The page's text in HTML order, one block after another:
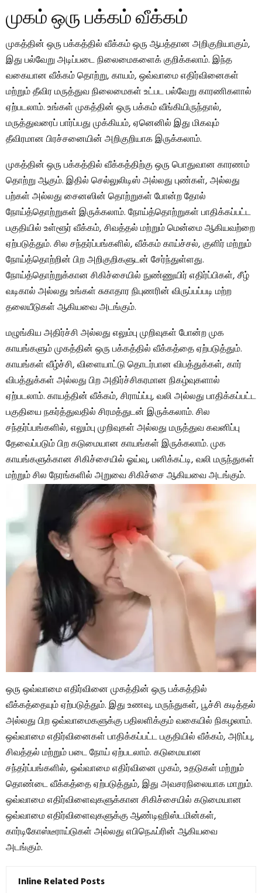
முகம் ஒரு பக்கம் வீக்கம்
முகத்தின் ஒரு பக்கத்தில் வீக்கம் ஒரு ஆபத்தான அறிகுறியாகும்,
இது பல்வேறு அடிப்படை நிலைமைகளைக் குறிக்கலாம். இந்த
வகையான வீக்கம் தொற்று, காயம், ஒவ்வாமை எதிர்வினைகள்
மற்றும் தீவிர மருத்துவ நிலைமைகள் உட்பட பல்வேறு காரணிகளால்
ஏற்படலாம். உங்கள் முகத்தின் ஒரு பக்கம் வீங்கியிருந்தால்,
மருத்துவரைப் பார்ப்பது முக்கியம், ஏனெனில் இது மிகவும்
தீவிரமான பிரச்சனையின் அறிகுறியாக இருக்கலாம்.
முகத்தின் ஒரு பக்கத்தில் வீக்கத்திற்கு ஒரு பொதுவான காரணம்
தொற்று ஆகும். இதில் செல்லுலிடிஸ் அல்லது புண்கள், அல்லது
பற்கள் அல்லது சைனஸின் தொற்றுகள் போன்ற தோல்
நோய்த்தொற்றுகள் இருக்கலாம். நோய்த்தொற்றுகள் பாதிக்கப்பட்ட
பகுதியில் உள்ளூர் வீக்கம், சிவத்தல் மற்றும் மென்மை ஆகியவற்றை
ஏற்படுத்தும். சில சந்தர்ப்பங்களில், வீக்கம் காய்ச்சல், குளிர் மற்றும்
நோய்த்தொற்றின் பிற அறிகுறிகளுடன் சேர்ந்துள்ளது.
நோய்த்தொற்றுக்கான சிகிச்சையில் நுண்ணுயிர் எதிர்ப்பிகள், சீழ்
வடிகால் அல்லது உங்கள் சுகாதார நிபுணரின் விருப்பப்படி மற்ற
தலையீடுகள் ஆகியவை அடங்கும்.
மழுங்கிய அதிர்ச்சி அல்லது எலும்பு முறிவுகள் போன்ற முக
காயங்களும் முகத்தின் ஒரு பக்கத்தில் வீக்கத்தை ஏற்படுத்தும்.
காயங்கள் வீழ்ச்சி, விளையாட்டு தொடர்பான விபத்துக்கள், கார்
விபத்துக்கள் அல்லது பிற அதிர்ச்சிகரமான நிகழ்வுகளால்
ஏற்படலாம். காயத்தின் வீக்கம், சிராய்ப்பு, வலி ​​அல்லது பாதிக்கப்பட்ட
பகுதியை நகர்த்துவதில் சிரமத்துடன் இருக்கலாம். சில
சந்தர்ப்பங்களில், எலும்பு முறிவுகள் அல்லது மருத்துவ கவனிப்பு
தேவைப்படும் பிற கடுமையான காயங்கள் இருக்கலாம். முக
காயங்களுக்கான சிகிச்சையில் ஓய்வு, பனிக்கட்டி, வலி ​​மருந்துகள்
மற்றும் சில நேரங்களில் அறுவை சிகிச்சை ஆகியவை அடங்கும்.
ஒரு ஒவ்வாமை எதிர்வினை முகத்தின் ஒரு பக்கத்தில்
வீக்கத்தையும் ஏற்படுத்தும். இது உணவு, மருந்துகள், பூச்சி கடித்தல்
அல்லது பிற ஒவ்வாமைகளுக்கு பதிலளிக்கும் வகையில் நிகழலாம்.
ஒவ்வாமை எதிர்வினைகள் பாதிக்கப்பட்ட பகுதியில் வீக்கம், அரிப்பு,
சிவத்தல் மற்றும் படை நோய் ஏற்படலாம். கடுமையான
சந்தர்ப்பங்களில், ஒவ்வாமை எதிர்வினை முகம், உதடுகள் மற்றும்
தொண்டை வீக்கத்தை ஏற்படுத்தும், இது அவசரநிலையாக மாறும்.
ஒவ்வாமை எதிர்விளைவுகளுக்கான சிகிச்சையில் கடுமையான
ஒவ்வாமை எதிர்விளைவுகளுக்கு ஆண்டிஹிஸ்டமின்கள்,
கார்டிகோஸ்டீராய்டுகள் அல்லது எபிநெஃப்ரின் ஆகியவை
அடங்கும்.
Inline Related Posts